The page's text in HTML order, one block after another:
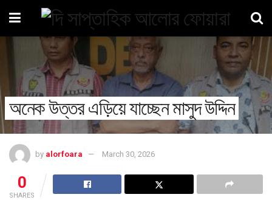
অনেক উত্তর এড়িয়ে যাচ্ছেন মাসুদ উদ্দিন
by alorfoara March 30, 2026
0
SHARES